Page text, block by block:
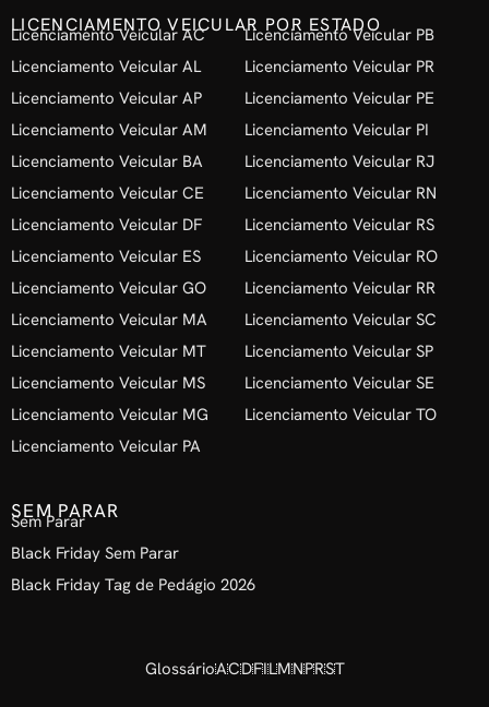
LICENCIAMENTO VEICULAR POR ESTADO
Licenciamento Veicular AC
Licenciamento Veicular AL
Licenciamento Veicular AP
Licenciamento Veicular AM
Licenciamento Veicular BA
Licenciamento Veicular CE
Licenciamento Veicular DF
Licenciamento Veicular ES
Licenciamento Veicular GO
Licenciamento Veicular MA
Licenciamento Veicular MT
Licenciamento Veicular MS
Licenciamento Veicular MG
Licenciamento Veicular PA
Licenciamento Veicular PB
Licenciamento Veicular PR
Licenciamento Veicular PE
Licenciamento Veicular PI
Licenciamento Veicular RJ
Licenciamento Veicular RN
Licenciamento Veicular RS
Licenciamento Veicular RO
Licenciamento Veicular RR
Licenciamento Veicular SC
Licenciamento Veicular SP
Licenciamento Veicular SE
Licenciamento Veicular TO
SEM PARAR
Sem Parar
Black Friday Sem Parar
Black Friday Tag de Pedágio 2026
GlossárioACDFILMNPRST